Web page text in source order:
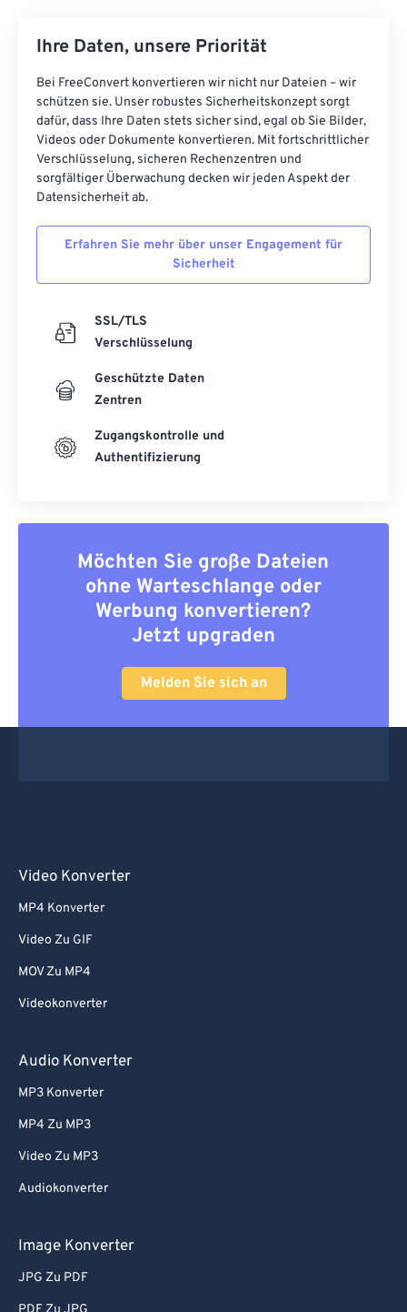
Ihre Daten, unsere Priorität
Bei FreeConvert konvertieren wir nicht nur Dateien – wir
schützen sie. Unser robustes Sicherheitskonzept sorgt
dafür, dass Ihre Daten stets sicher sind, egal ob Sie Bilder,
Videos oder Dokumente konvertieren. Mit fortschrittlicher
Verschlüsselung, sicheren Rechenzentren und
sorgfältiger Überwachung decken wir jeden Aspekt der
Datensicherheit ab.
Erfahren Sie mehr über unser Engagement für
Sicherheit
SSL/TLS
Verschlüsselung
Geschützte Daten
Zentren
Zugangskontrolle und
Authentifizierung
Möchten Sie große Dateien
ohne Warteschlange oder
Werbung konvertieren?
Jetzt upgraden
Melden Sie sich an
Video Konverter
MP4 Konverter
Video Zu GIF
MOV Zu MP4
Videokonverter
Audio Konverter
MP3 Konverter
MP4 Zu MP3
Video Zu MP3
Audiokonverter
Image Konverter
JPG Zu PDF